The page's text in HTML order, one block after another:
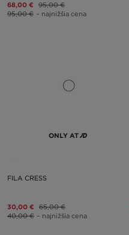
68,00 € 95,00 €
95,00 € – najnižšia cena
ONLY AT
FILA CRESS
30,00 € 65,00 €
40,00 € – najnižšia cena